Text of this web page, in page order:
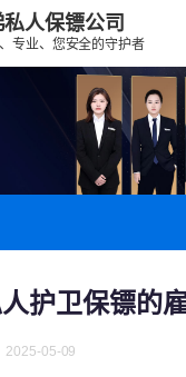
人保镖公司
专业、您安全的守护者
护卫保镖的
2025-05-09